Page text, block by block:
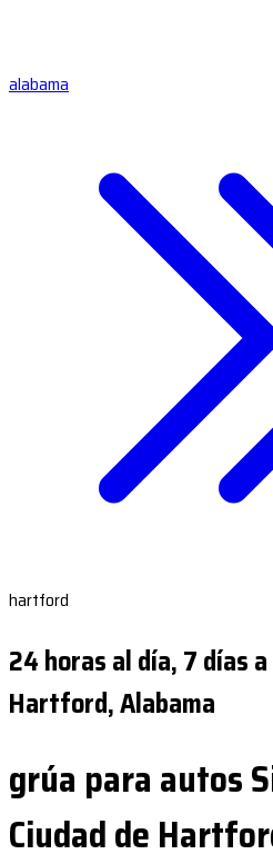
alabama
hartford
24 horas al día, 7 días
Hartford, Alabama
grúa para autos
Ciudad de